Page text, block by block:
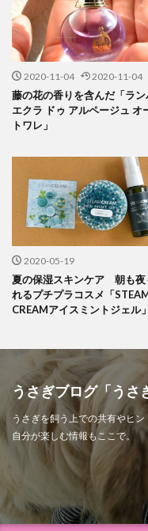
2020-11-04 2020-11-04
藤の花の香りを含んだ「ラン
エクラ ドゥ アルページュ オ
トワレ」
2020-05-19
夏の保湿スキンケア 朝も夜
れるプチプラコスメ「
CREAMアイスミントジェル」
うさぎブログ「うさ
うさぎを飼う上での共有やヒン
自分が楽しむ情報もここで。